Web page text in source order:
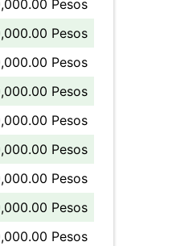
Pesos
Pesos
Pesos
Pesos
Pesos
Pesos
Pesos
Pesos
Pesos